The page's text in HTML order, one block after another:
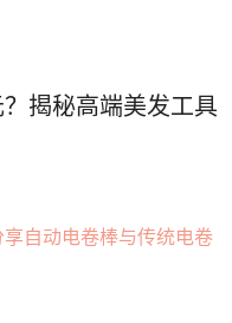
揭秘高端美发工具